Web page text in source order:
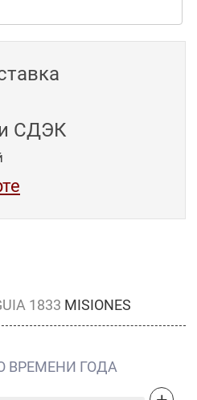
СДЭК
1833 MISIONES
ВРЕМЕНИ ГОДА